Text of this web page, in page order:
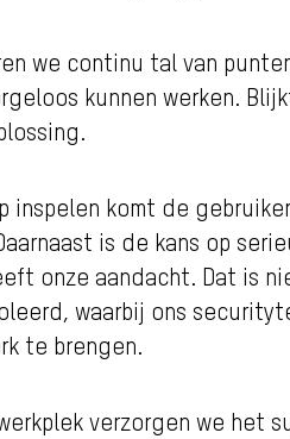
we continu tal van
kunnen werken.
inspelen komt de
is de kans op
onze aandacht. Dat is
waarbij ons
te brengen.
verzorgen we het